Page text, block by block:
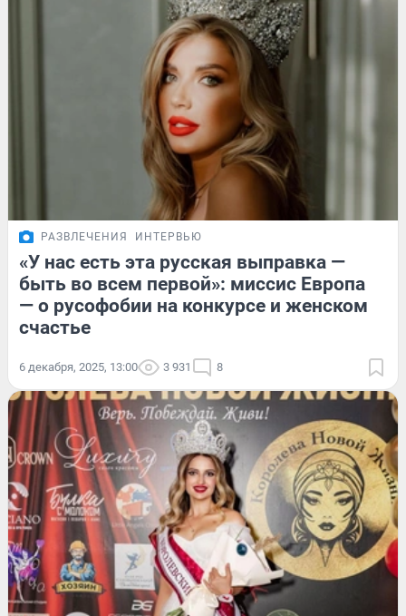
РАЗВЛЕЧЕНИЯ ИНТЕРВЬЮ
«У нас есть эта русская выправка —
быть во всем первой»: миссис Европа
— о русофобии на конкурсе и женском
счастье
6 декабря, 2025, 13:00 3 931 8